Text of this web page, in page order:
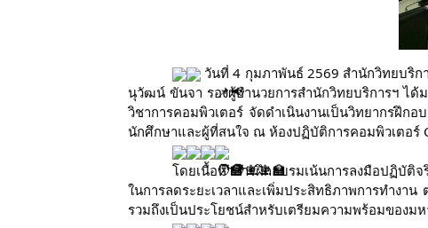
วันที่ 4 กุมภาพันธ์ 2569 สำนักวิทยบริก
นุวัฒน์ ขันจา รองผู้อำนวยการสำนักวิทยบริการฯ ได้
วิชาการคอมพิวเตอร์ จัดดำเนินงานเป็นวิทยากรฝึ
นักศึกษาและผู้ที่สนใจ ณ ห้องปฏิบัติการคอมพิวเตอร์
โดยเนื้อหาการฝึกอบรมเน้นการลงมือปฏิบัติ
ในการลดระยะเวลาและเพิ่มประสิทธิภาพการทำงา
รวมถึงเป็นประโยชน์สำหรับเตรียมความพร้อมของม